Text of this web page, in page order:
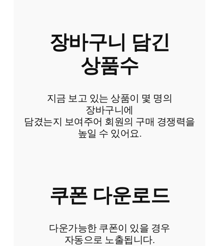
장바구니 담긴
상품수
지금 보고 있는 상품이 몇 명의
장바구니에
담겼는지 보여주어 회원의 구매 경쟁력을
높일 수 있어요.
쿠폰 다운로드
다운가능한 쿠폰이 있을 경우
자동으로 노출됩니다.